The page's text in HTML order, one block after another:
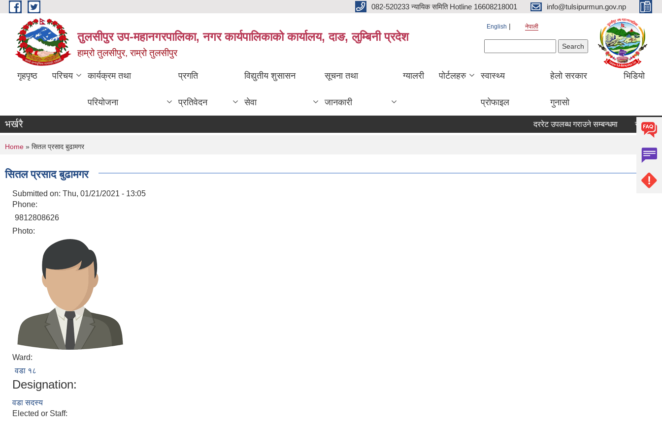
Skip to main content 082-520233 न्यायिक समिति Hotline 16608218001 info@tulsipurmun.gov.np
तुलसीपुर उप-महानगरपालिका, नगर कार्यपालिकाको कार्यालय, दाङ, लुम्बिनी प्रदेश
हाम्रो तुलसीपुर, राम्रो तुलसीपुर
English नेपाली
गृहपृष्ठ परिचय कार्यक्रम तथा
परियोजना
प्रगति
प्रतिवेदन
विद्युतीय शुसासन
सेवा
सूचना तथा
जानकारी
ग्यालरी पोर्टलहरु स्वास्थ्य
प्रोफाइल
हेलो सरकार
गुनासो
भिडियो
भर्खरै दररेट उपलब्ध गराउने सम्बन्धमा सरुवा
You are here
Home » सितल प्रसाद बुढामगर
सितल प्रसाद बुढामगर
Submitted on: Thu, 01/21/2021 - 13:05
Phone:
9812808626
Photo:
Ward:
वडा १८
Designation:
वडा सदस्य
Elected or Staff: